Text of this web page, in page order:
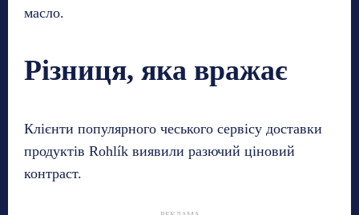
масло.
Різниця, яка вражає
Клієнти популярного чеського сервісу доставки
продуктів Rohlík виявили разючий ціновий
контраст.